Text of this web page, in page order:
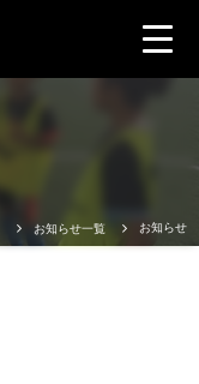
お知らせ一覧 お知らせ